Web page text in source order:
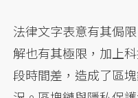
法律文字表意有其侷
解也有其極限，加上
段時間差，造成了區